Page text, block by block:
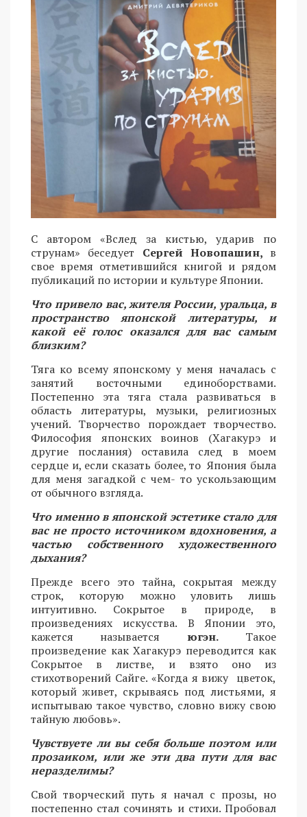
С автором «Вслед за кистью, ударив по
струнам» беседует Сергей Новопашин, в
свое время отметившийся книгой и рядом
публикаций по истории и культуре Японии.
Что привело вас, жителя России, уральца, в
пространство японской литературы, и
какой её голос оказался для вас самым
близким?
Тяга ко всему японскому у меня началась с
занятий восточными единоборствами.
Постепенно эта тяга стала развиваться в
область литературы, музыки, религиозных
учений. Творчество порождает творчество.
Философия японских воинов (Хагакурэ и
другие послания) оставила след в моем
сердце и, если сказать более, то Япония была
для меня загадкой с чем- то ускользающим
от обычного взгляда.
Что именно в японской эстетике стало для
вас не просто источником вдохновения, а
частью собственного художественного
дыхания?
Прежде всего это тайна, сокрытая между
строк, которую можно уловить лишь
интуитивно. Сокрытое в природе, в
произведениях искусства. В Японии это,
кажется называется югэн.Такое
произведение как Хагакурэ переводится как
Сокрытое в листве, и взято оно из
стихотворений Сайге. «Когда я вижу цветок,
который живет, скрываясь под листьями, я
испытываю такое чувство, словно вижу свою
тайную любовь».
Чувствуете ли вы себя больше поэтом или
прозаиком, или же эти два пути для вас
неразделимы?
Свой творческий путь я начал с прозы, но
постепенно стал сочинять и стихи. Пробовал